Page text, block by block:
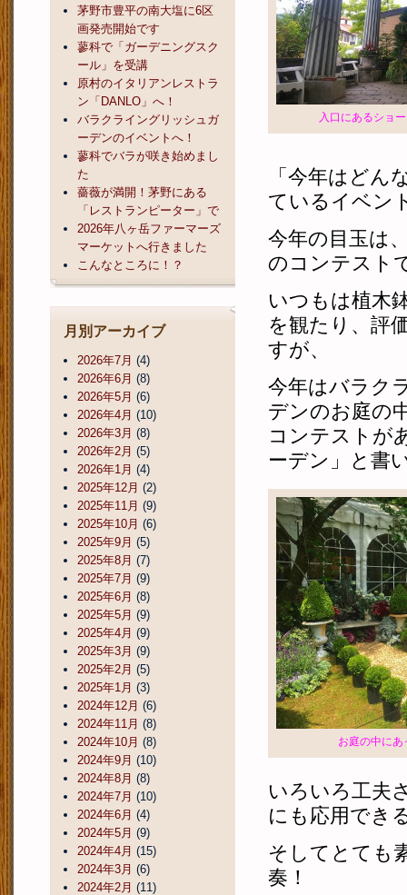
入口にあるショ
「今年はどん
ているイベン
今年の目玉は
のコンテスト
いつもは植木
を観たり、評
すが、
今年はバラク
デンのお庭の
コンテストが
ーデン」と書
お庭の中に
いろいろ工夫
にも応用でき
そしてとても
奏！
茅野市豊平の南大塩に6区
画発売開始です
蓼科で「ガーデニングスク
ール」を受講
原村のイタリアンレストラ
ン「DANLO」へ！
バラクライングリッシュガ
ーデンのイベントへ！
蓼科でバラが咲き始めまし
た
薔薇が満開！茅野にある
「レストランピーター」で
2026年八ヶ岳ファーマーズ
マーケットへ行きました
こんなところに！？
月別アーカイブ
2026年7月 (4)
2026年6月 (8)
2026年5月 (6)
2026年4月 (10)
2026年3月 (8)
2026年2月 (5)
2026年1月 (4)
2025年12月 (2)
2025年11月 (9)
2025年10月 (6)
2025年9月 (5)
2025年8月 (7)
2025年7月 (9)
2025年6月 (8)
2025年5月 (9)
2025年4月 (9)
2025年3月 (9)
2025年2月 (5)
2025年1月 (3)
2024年12月 (6)
2024年11月 (8)
2024年10月 (8)
2024年9月 (10)
2024年8月 (8)
2024年7月 (10)
2024年6月 (4)
2024年5月 (9)
2024年4月 (15)
2024年3月 (6)
2024年2月 (11)